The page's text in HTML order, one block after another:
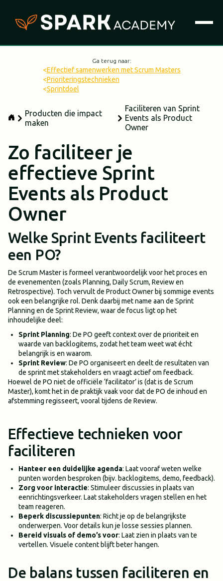
Ga terug naar:
<Effectief samenwerken met Scrum Masters
<Prioriteringstechnieken
<Sprintdoel
Producten die impact
maken
Faciliteren van Sprint
Events als Product
Owner
Zo faciliteer je
effectieve Sprint
Events als Product
Owner
Welke Sprint Events faciliteert
een PO?
De Scrum Master is formeel verantwoordelijk voor het proces en
de evenementen (zoals Planning, Daily Scrum, Review en
Retrospective). Toch vervult de Product Owner bij sommige events
ook een belangrijke rol. Denk daarbij met name aan de Sprint
Planning en de Sprint Review, waar de focus ligt op het
inhoudelijke deel:
Sprint Planning: De PO geeft context over de prioriteit en
waarde van backlogitems, zodat het team weet wat écht
belangrijk is en waarom.
Sprint Review: De PO organiseert en deelt de resultaten van
de sprint met stakeholders en vraagt actief om feedback.
Hoewel de PO niet de officiële ‘facilitator’ is (dat is de Scrum
Master), komt het in de praktijk vaak voor dat de PO de inhoud en
afstemming regisseert, vooral tijdens de Review.
Effectieve technieken voor
faciliteren
Hanteer een duidelijke agenda: Laat vooraf weten welke
punten worden besproken (bijv. backlogitems, demo, feedback).
Zorg voor interactie: Stimuleer discussies in plaats van
eenrichtingsverkeer. Laat stakeholders vragen stellen en het
team reageren.
Beperk discussiepunten: Richt je op de belangrijkste
onderwerpen. Voor details kun je losse sessies plannen.
Bereid visuals of demo’s voor: Laat zien in plaats van te
vertellen. Visuele content blijft beter hangen.
De balans tussen faciliteren en